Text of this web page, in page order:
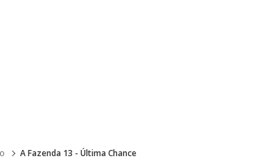
A Fazenda 13 - Última Chance